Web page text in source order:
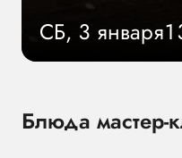
СБ, 3 января
Блюда мастер-